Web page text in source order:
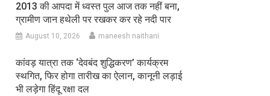
2013 की आपदा में ध्वस्त पुल आज तक नहीं बना,
ग्रामीण जान हथेली पर रखकर कर रहे नदी पार
August 10, 2026 maneesh naithani
कांवड़ यात्रा तक ‘देवबंद शुद्धिकरण’ कार्यक्रम
स्थगित, फिर होगा तारीख का ऐलान, कानूनी लड़ाई
भी लड़ेगा हिंदू रक्षा दल